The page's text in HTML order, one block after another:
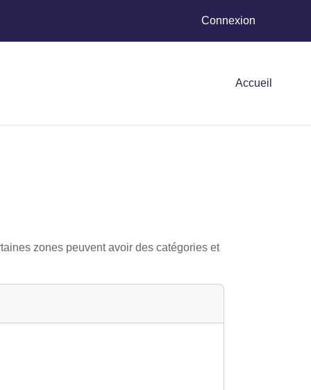
Connexion
Accueil
zones peuvent avoir des catégories et